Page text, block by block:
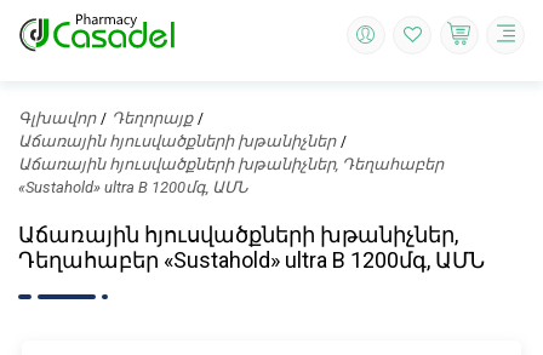
Գլխավոր
Դեղորայք
Աճառային հյուսվածքների խթանիչներ
Աճառային հյուսվածքների խթանիչներ, Դեղահաբեր
«Sustahold» ultra B 1200մգ, ԱՄՆ
Աճառային հյուսվածքների խթանիչներ,
Դեղահաբեր «Sustahold» ultra B 1200մգ, ԱՄՆ